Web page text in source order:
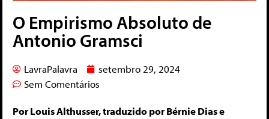
O Empirismo Absoluto de
Antonio Gramsci
LavraPalavra
setembro 29, 2024
Sem Comentários
Por Louis Althusser, traduzido por Bérnie Dias e